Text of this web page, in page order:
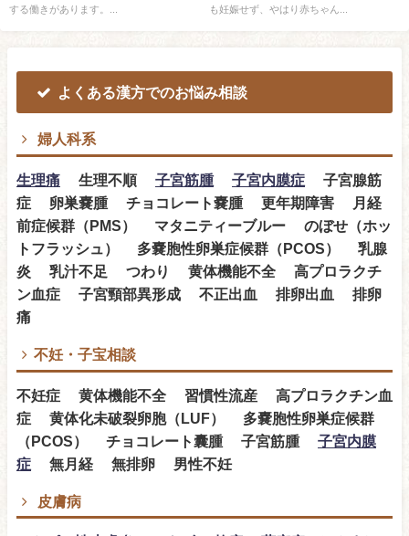
する働きがあります。...
も妊娠せず、やはり赤ちゃん...
よくある漢方でのお悩み相談
婦人科系
生理痛 生理不順 子宮筋腫 子宮内膜症 子宮腺筋
症 卵巣嚢腫 チョコレート嚢腫 更年期障害 月経
前症候群（PMS） マタニティーブルー のぼせ（ホッ
トフラッシュ） 多嚢胞性卵巣症候群（PCOS） 乳腺
炎 乳汁不足 つわり 黄体機能不全 高プロラクチ
ン血症 子宮頸部異形成 不正出血 排卵出血 排卵
痛
不妊・子宝相談
不妊症 黄体機能不全 習慣性流産 高プロラクチン血
症 黄体化未破裂卵胞（LUF） 多嚢胞性卵巣症候群
（PCOS） チョコレート囊腫 子宮筋腫 子宮内膜
症 無月経 無排卵 男性不妊
皮膚病